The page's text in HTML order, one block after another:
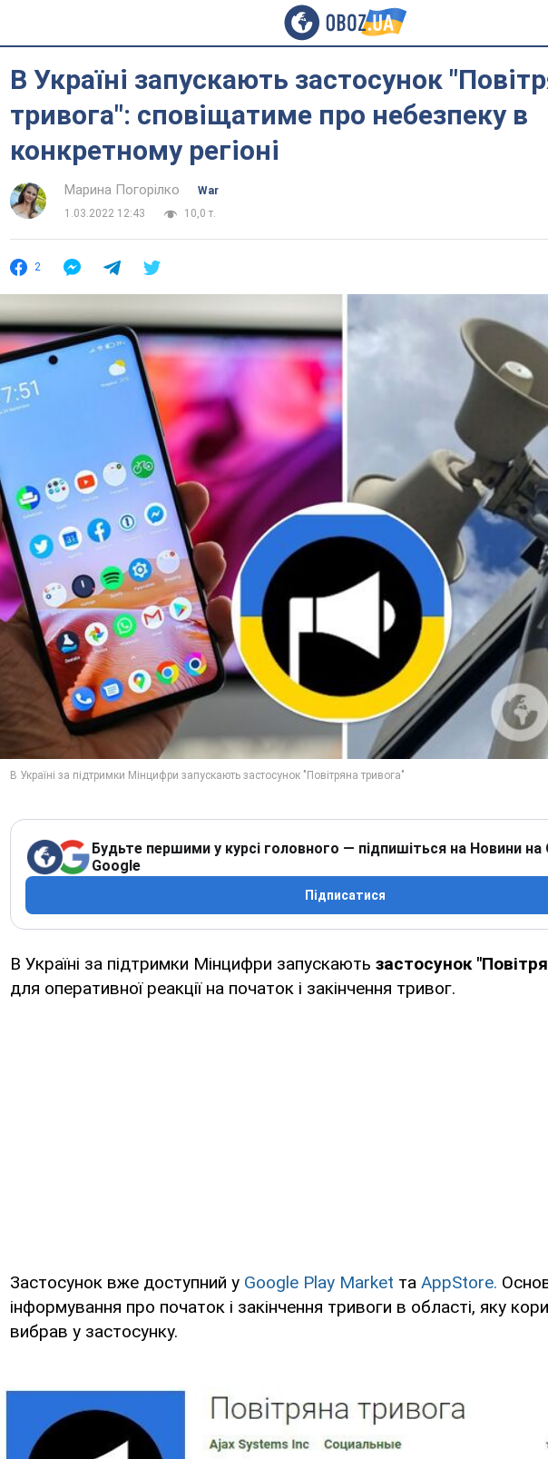
В Україні запускають застосунок
тривога": сповіщатиме про небезпеку в
конкретному регіоні
Марина Погорілко
War
1.03.2022 12:43
10,0 т.
2
Будьте першими у курсі головного — підпишіться на Новини на
Google
Підписатися
В Україні за підтримки Мінцифри запускають застосунок
для оперативної реакції на початок і закінчення тривог.
Застосунок вже доступний у Google Play Market та AppStore.
інформування про початок і закінчення тривоги в області, яку
вибрав у застосунку.